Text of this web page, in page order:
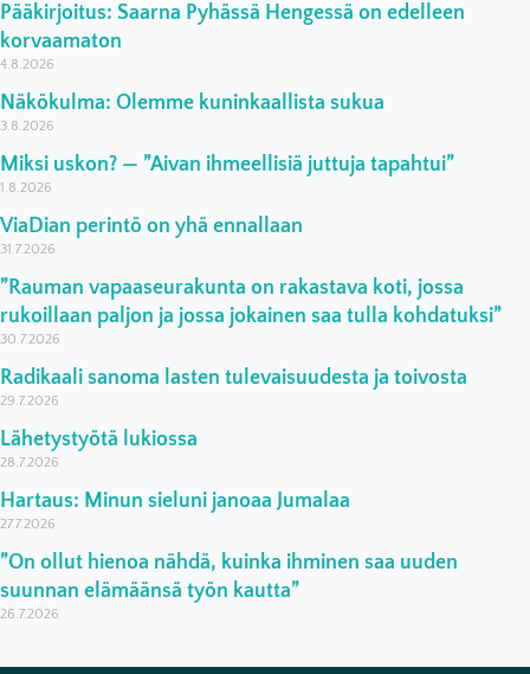
Pääkirjoitus: Saarna Pyhässä Hengessä on edelleen
korvaamaton
4.8.2026
Näkökulma: Olemme kuninkaallista sukua
3.8.2026
Miksi uskon? — ”Aivan ihmeellisiä juttuja tapahtui”
1.8.2026
ViaDian perintö on yhä ennallaan
31.7.2026
”Rauman vapaaseurakunta on rakastava koti, jossa
rukoillaan paljon ja jossa jokainen saa tulla kohdatuksi”
30.7.2026
Radikaali sanoma lasten tulevaisuudesta ja toivosta
29.7.2026
Lähetystyötä lukiossa
28.7.2026
Hartaus: Minun sieluni janoaa Jumalaa
27.7.2026
”On ollut hienoa nähdä, kuinka ihminen saa uuden
suunnan elämäänsä työn kautta”
26.7.2026